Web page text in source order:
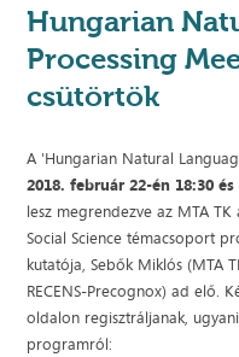
Hungarian
Processing
csütörtök
A 'Hungarian Natural
2018. február 22-én 18:30
lesz megrendezve az MTA
Social Science témacsoport
kutatója, Sebők Miklós (MTA
RECENS-Precognox) ad elő.
oldalon regisztráljanak,
programról: